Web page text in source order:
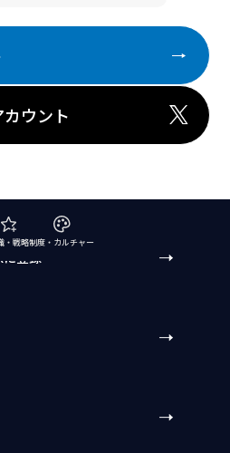
ウント
・戦略制度・カルチャー
登録